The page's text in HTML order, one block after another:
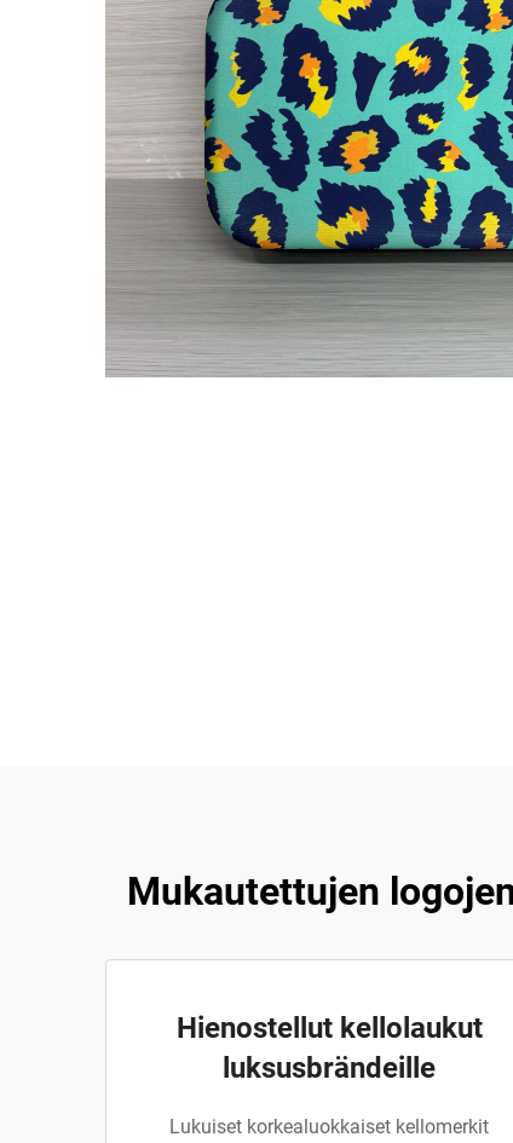
Mukautettujen
Hienostellut kellolaukut
luksusbrändeille
Lukuiset korkealuokkaiset kellomerkit